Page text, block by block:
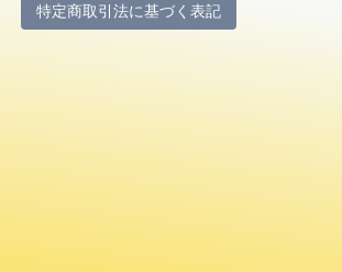
特定商取引法に基づく表記